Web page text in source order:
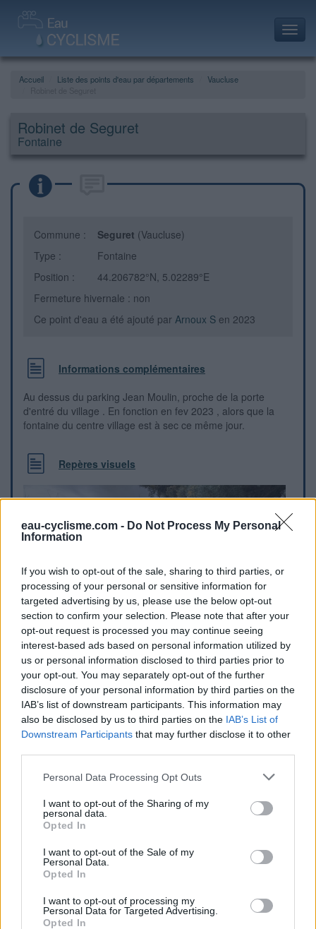
eau-cyclisme.com - Do Not Process My Personal
Information
If you wish to opt-out of the sale, sharing to third parties, or
processing of your personal or sensitive information for
targeted advertising by us, please use the below opt-out
section to confirm your selection. Please note that after your
opt-out request is processed you may continue seeing
interest-based ads based on personal information utilized by
us or personal information disclosed to third parties prior to
your opt-out. You may separately opt-out of the further
disclosure of your personal information by third parties on the
IAB’s list of downstream participants. This information may
also be disclosed by us to third parties on the IAB’s List of
Downstream Participants that may further disclose it to other
Personal Data Processing Opt Outs
I want to opt-out of the Sharing of my
personal data.
Opted In
I want to opt-out of the Sale of my
Personal Data.
Opted In
I want to opt-out of processing my
Personal Data for Targeted Advertising.
Opted In
Accueil Liste des points d'eau par départements
Vaucluse
Robinet de Seguret
Fontaine
Commune : Seguret (Vaucluse)
Type :
Fontaine
Position :
44.206782°N, 5.02289°E
Fermeture hivernale : non
Ce point d'eau a été ajouté par Arnoux S en 2023
Informations complémentaires
Au dessus du parking Jean Moulin, proche de la porte
d'entré du village . En fonction en fev 2023 , alors que la
fontaine du centre village est à sec ce même jour.
Repères visuels
Afficher la carte